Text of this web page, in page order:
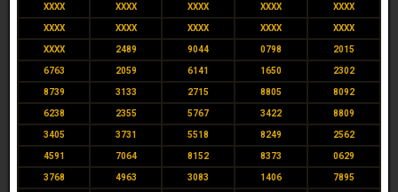
XXXX XXXX XXXX XXXX XXXX
XXXX XXXX XXXX XXXX XXXX
XXXX 2489 9044 0798 2015
6763 2059 6141 1650 2302
8739 3133 2715 8805 8092
6238 2355 5767 3422 8809
3405 3731 5518 8249 2562
4591 7064 8152 8373 0629
3768 4963 3083 1406 7895